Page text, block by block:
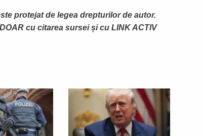
protejat de legea drepturilor de autor.
cu citarea sursei și cu LINK ACTIV